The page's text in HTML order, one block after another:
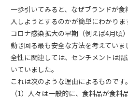
一歩引いてみると、なぜブランドが
入しようとするのかが簡単にわかりま
コロナ感染拡大の早期（例えば4月頃
動き回る最も安全な方法を考えてい
全性に関連しては、センチメントは
いていました。
これは次のような理由によるものです。
（1）人々は一般的に、食料品が食料